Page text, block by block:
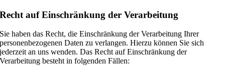
Recht auf Einschränkung der Verarbeitung
Sie haben das Recht, die Einschränkung der Verarbeitung Ihrer
personenbezogenen Daten zu verlangen. Hierzu können Sie sich
jederzeit an uns wenden. Das Recht auf Einschränkung der
Verarbeitung besteht in folgenden Fällen: